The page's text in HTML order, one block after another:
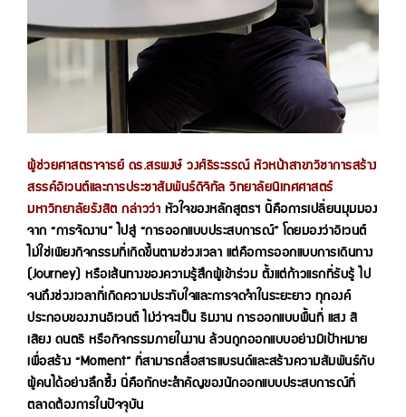
ผู้ช่วยศาสตราจารย์ ดร.สรพงษ์ วงศ์ธีระธรณ์ หัวหน้าสาขาวิชาการสร้าง
สรรค์อิเวนต์และการประชาสัมพันธ์ดิจิทัล วิทยาลัยนิเทศศาสตร์
มหาวิทยาลัยรังสิต กล่าวว่า หัวใจของหลักสูตรฯ นี้คือการเปลี่ยนมุมมอง
จาก “การจัดงาน” ไปสู่ “การออกแบบประสบการณ์” โดยมองว่าอิเวนต์
ไม่ใช่เพียงกิจกรรมที่เกิดขึ้นตามช่วงเวลา แต่คือการออกแบบการเดินทาง
(Journey) หรือเส้นทางของความรู้สึกผู้เข้าร่วม ตั้งแต่ก้าวแรกที่รับรู้ ไป
จนถึงช่วงเวลาที่เกิดความประทับใจและการจดจำในระยะยาว ทุกองค์
ประกอบของงานอิเวนต์ ไม่ว่าจะเป็น ธีมงาน การออกแบบพื้นที่ แสง สี
เสียง ดนตรี หรือกิจกรรมภายในงาน ล้วนถูกออกแบบอย่างมีเป้าหมาย
เพื่อสร้าง “Moment” ที่สามารถสื่อสารแบรนด์และสร้างความสัมพันธ์กับ
ผู้คนได้อย่างลึกซึ้ง นี่คือทักษะสำคัญของนักออกแบบประสบการณ์ที่
ตลาดต้องการในปัจจุบัน